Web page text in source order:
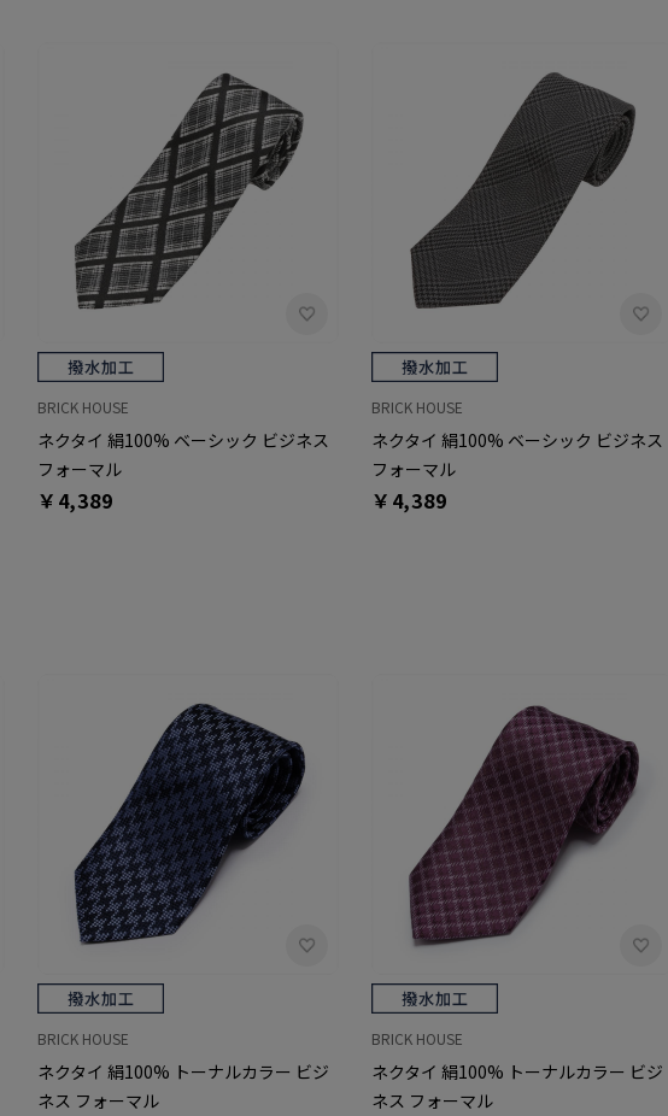
BRICK HOUSE
ネクタイ 絹100% ベーシック ビジネス
フォーマル
￥4,389
BRICK HOUSE
ネクタイ 絹100% ベーシック ビジネス
フォーマル
￥4,389
BRICK HOUSE
ネクタイ 絹100% トーナルカラー ビジ
ネス フォーマル
BRICK HOUSE
ネクタイ 絹100% トーナルカラー ビジ
ネス フォーマル